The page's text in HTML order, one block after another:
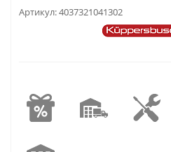
Артикул:4037321041302